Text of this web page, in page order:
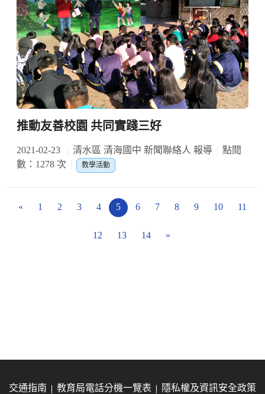
推動友善校園 共同實踐三好
2021-02-23 清水區 清海國中 新聞聯絡人 報導
點閱
數：1278 次
教學活動
« 1 2 3 4 5 6 7 8 9 10 11
12 13 14 »
交通指南 教育局電話分機一覽表 隱私權及資訊安全政策